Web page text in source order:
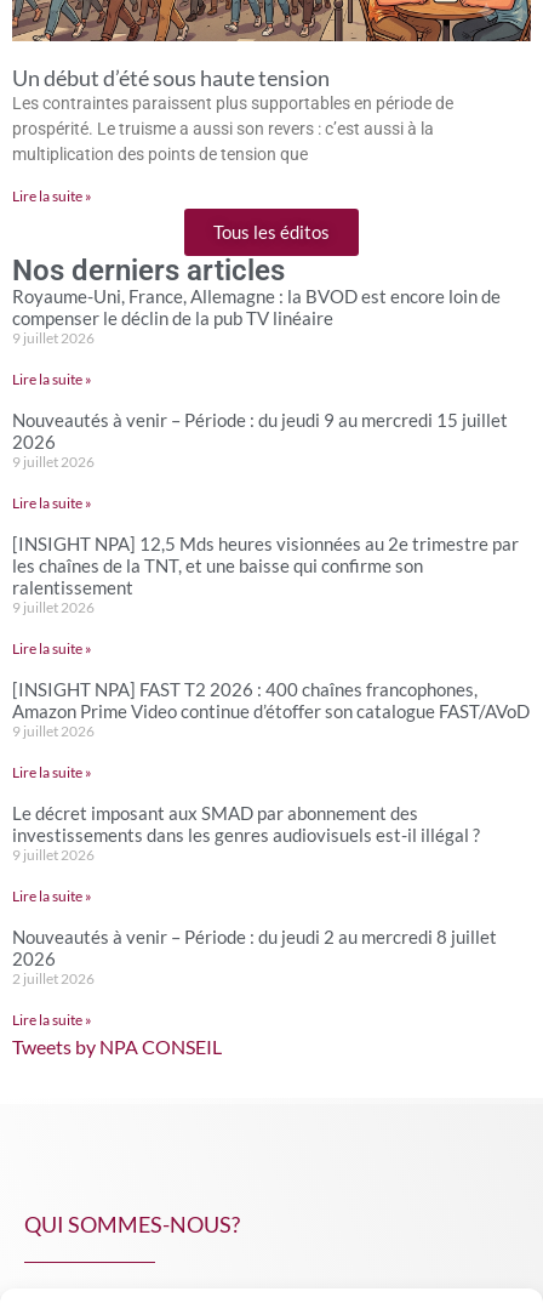
Un début d’été sous haute tension
Les contraintes paraissent plus supportables en période de
prospérité. Le truisme a aussi son revers : c’est aussi à la
multiplication des points de tension que
Lire la suite »
Tous les éditos
Nos derniers articles
Royaume-Uni, France, Allemagne : la BVOD est encore loin de
compenser le déclin de la pub TV linéaire
9 juillet 2026
Lire la suite »
Nouveautés à venir – Période : du jeudi 9 au mercredi 15 juillet
2026
9 juillet 2026
Lire la suite »
[INSIGHT NPA] 12,5 Mds heures visionnées au 2e trimestre par
les chaînes de la TNT, et une baisse qui confirme son
ralentissement
9 juillet 2026
Lire la suite »
[INSIGHT NPA] FAST T2 2026 : 400 chaînes francophones,
Amazon Prime Video continue d’étoffer son catalogue FAST/AVoD
9 juillet 2026
Lire la suite »
Le décret imposant aux SMAD par abonnement des
investissements dans les genres audiovisuels est-il illégal ?
9 juillet 2026
Lire la suite »
Nouveautés à venir – Période : du jeudi 2 au mercredi 8 juillet
2026
2 juillet 2026
Lire la suite »
Tweets by NPA CONSEIL
QUI SOMMES-NOUS?